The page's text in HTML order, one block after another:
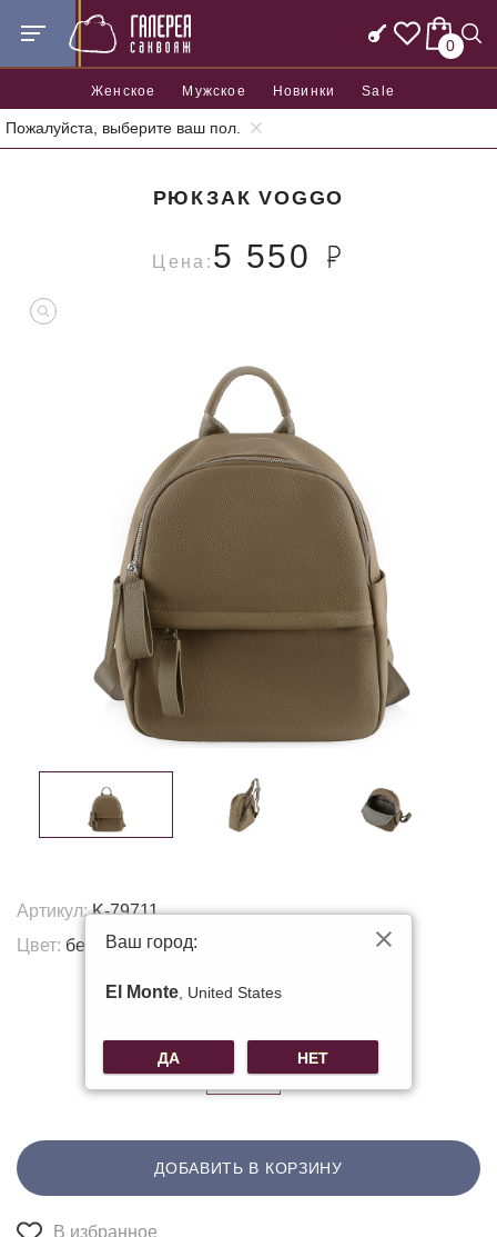
0
Женское Мужское Новинки Sale
Пожалуйста, выберите ваш пол.
Главная Рюкзаки Городские рюкзаки
РЮКЗАК VOGGO
Цена: 5 550
Артикул:K-79711
Цвет: бежевый
ДОБАВИТЬ В КОРЗИНУ
В избранное
Ваш город:
El Monte , United States
ДА НЕТ